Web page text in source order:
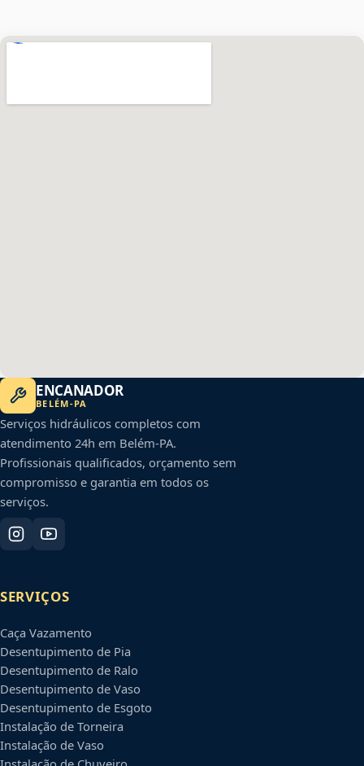
ENCANADOR
BELÉM-PA
Serviços hidráulicos completos com
atendimento 24h em Belém-PA.
Profissionais qualificados, orçamento sem
compromisso e garantia em todos os
serviços.
SERVIÇOS
Caça Vazamento
Desentupimento de Pia
Desentupimento de Ralo
Desentupimento de Vaso
Desentupimento de Esgoto
Instalação de Torneira
Instalação de Vaso